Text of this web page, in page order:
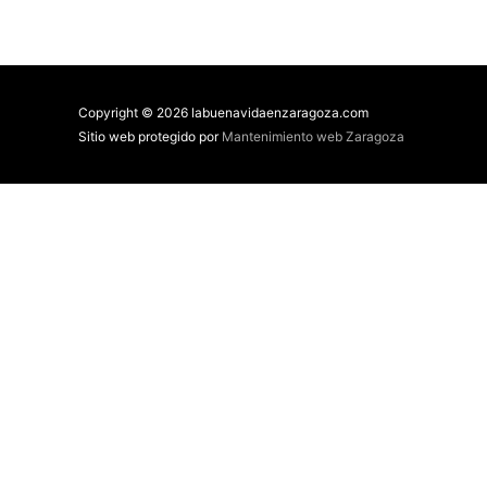
Copyright © 2026 labuenavidaenzaragoza.com
Sitio web protegido por Mantenimiento web Zaragoza